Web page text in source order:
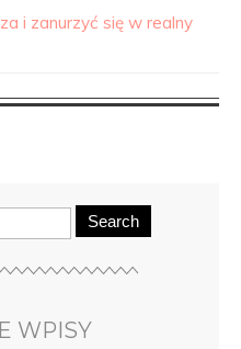
i zanurzyć się w realny
Search
WPISY